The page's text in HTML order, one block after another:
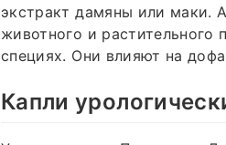
экстракт дамяны или маки.
животного и растительного
специях. Они влияют на
Капли